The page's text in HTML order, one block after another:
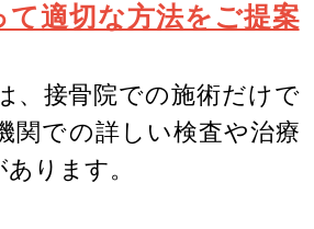
て適切な方法をご提案
、接骨院での施術だけで
関での詳しい検査や治療
ります。